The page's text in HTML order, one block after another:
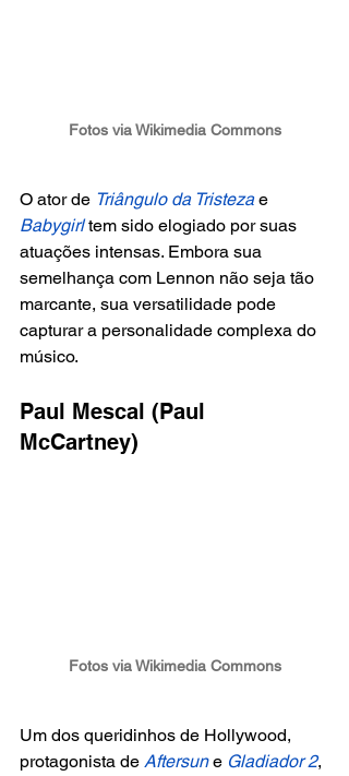
Fotos via Wikimedia Commons
O ator de Triângulo da Tristeza e
Babygirl tem sido elogiado por suas
atuações intensas. Embora sua
semelhança com Lennon não seja tão
marcante, sua versatilidade pode
capturar a personalidade complexa do
músico.
Paul Mescal (Paul
McCartney)
Fotos via Wikimedia Commons
Um dos queridinhos de Hollywood,
protagonista de Aftersun e Gladiador 2,